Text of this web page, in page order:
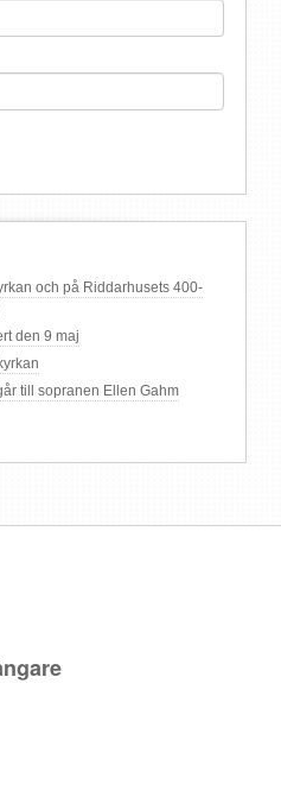
och på Riddarhusets 400-
den 9 maj
till sopranen Ellen Gahm